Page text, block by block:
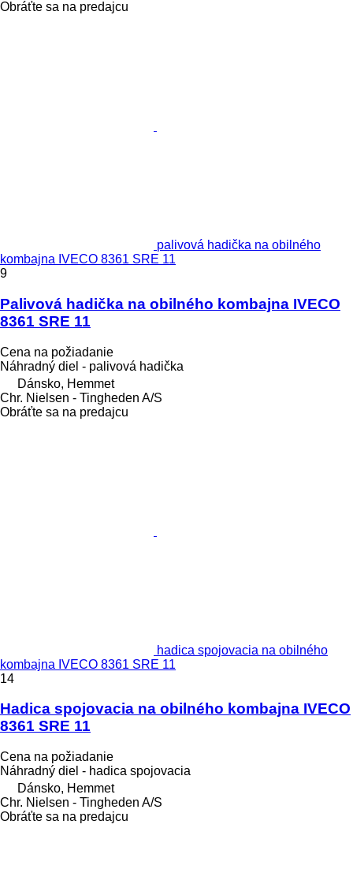
Obráťte sa na predajcu
palivová hadička na obilného
kombajna IVECO 8361 SRE 11
9
Palivová hadička na obilného kombajna IVECO
8361 SRE 11
Cena na požiadanie
Náhradný diel - palivová hadička
Dánsko, Hemmet
Chr. Nielsen - Tingheden A/S
Obráťte sa na predajcu
hadica spojovacia na obilného
kombajna IVECO 8361 SRE 11
14
Hadica spojovacia na obilného kombajna IVECO
8361 SRE 11
Cena na požiadanie
Náhradný diel - hadica spojovacia
Dánsko, Hemmet
Chr. Nielsen - Tingheden A/S
Obráťte sa na predajcu